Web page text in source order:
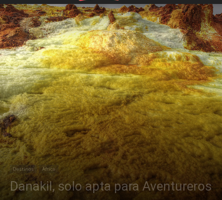
Destinos África
Danakil, solo apta para Aventureros